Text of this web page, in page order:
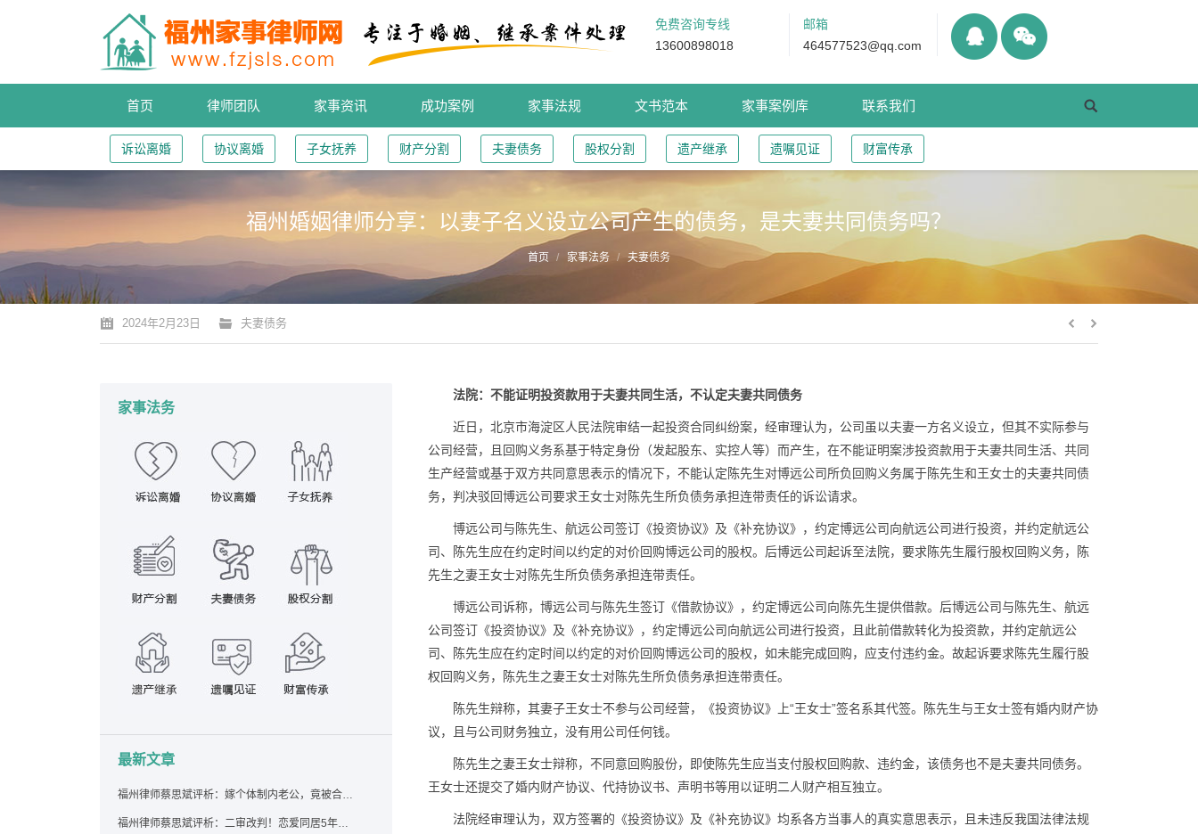
免费咨询专线
13600898018
邮箱
464577523@qq.com
首页 律师团队 家事资讯 成功案例 家事法规 文书范本 家事案例库 联系我们
诉讼离婚 协议离婚 子女抚养 财产分割 夫妻债务 股权分割 遗产继承 遗嘱见证 财富传承
福州婚姻律师分享：以妻子名义设立公司产生的债务，是夫妻共同债务吗？
首页 家事法务 夫妻债务
2024年2月23日 夫妻债务
法院：不能证明投资款用于夫妻共同生活，不认定夫妻共同债务
近日，北京市海淀区人民法院审结一起投资合同纠纷案，经审理认为，公司虽以夫妻一方名义设立，但其不实际参与
公司经营，且回购义务系基于特定身份（发起股东、实控人等）而产生，在不能证明案涉投资款用于夫妻共同生活、共同
生产经营或基于双方共同意思表示的情况下，不能认定陈先生对博远公司所负回购义务属于陈先生和王女士的夫妻共同债
务，判决驳回博远公司要求王女士对陈先生所负债务承担连带责任的诉讼请求。
博远公司与陈先生、航远公司签订《投资协议》及《补充协议》，约定博远公司向航远公司进行投资，并约定航远公
司、陈先生应在约定时间以约定的对价回购博远公司的股权。后博远公司起诉至法院，要求陈先生履行股权回购义务，陈
先生之妻王女士对陈先生所负债务承担连带责任。
博远公司诉称，博远公司与陈先生签订《借款协议》，约定博远公司向陈先生提供借款。后博远公司与陈先生、航远
公司签订《投资协议》及《补充协议》，约定博远公司向航远公司进行投资，且此前借款转化为投资款，并约定航远公
司、陈先生应在约定时间以约定的对价回购博远公司的股权，如未能完成回购，应支付违约金。故起诉要求陈先生履行股
权回购义务，陈先生之妻王女士对陈先生所负债务承担连带责任。
陈先生辩称，其妻子王女士不参与公司经营，《投资协议》上“王女士”签名系其代签。陈先生与王女士签有婚内财产协
议，且与公司财务独立，没有用公司任何钱。
陈先生之妻王女士辩称，不同意回购股份，即使陈先生应当支付股权回购款、违约金，该债务也不是夫妻共同债务。
王女士还提交了婚内财产协议、代持协议书、声明书等用以证明二人财产相互独立。
法院经审理认为，双方签署的《投资协议》及《补充协议》均系各方当事人的真实意思表示，且未违反我国法律法规
家事法务
最新文章
福州律师蔡思斌评析：嫁个体制内老公，竟被合伙设局背上近百万债务，婚前不查征信真要命！
福州律师蔡思斌评析：二审改判！恋爱同居5年为女友买车，分手后能要回吗？